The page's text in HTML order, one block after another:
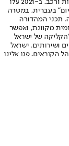
כלכלה וצרכנות, בריאות, חיילים, אוכל, יהדות, תיירות ורכב. ב-2021 עלו
בעברית, במטרה
תכני המהדורה
מקוונת, ואפשר
של ישראל
ושירותים. ישראל
הקוראים. פנו אלינו